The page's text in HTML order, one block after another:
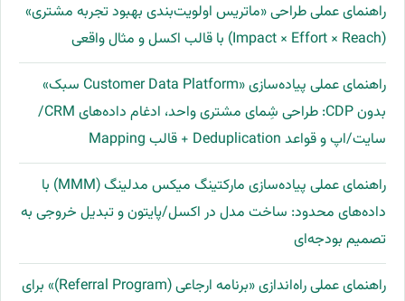
راهنمای عملی طراحی «ماتریس اولویت‌بندی بهبود تجربه مشتری»
(Impact × Effort × Reach) با قالب اکسل و مثال واقعی
راهنمای عملی پیاده‌سازی «Customer Data Platform سبک»
بدون CDP: طراحی شِمای مشتری واحد، ادغام داده‌های CRM/
سایت/اپ و قواعد Deduplication + قالب Mapping
راهنمای عملی پیاده‌سازی مارکتینگ میکس مدلینگ (MMM) با
داده‌های محدود: ساخت مدل در اکسل/پایتون و تبدیل خروجی به
تصمیم بودجه‌ای
راهنمای عملی راه‌اندازی «برنامه ارجاعی (Referral Program)» برای